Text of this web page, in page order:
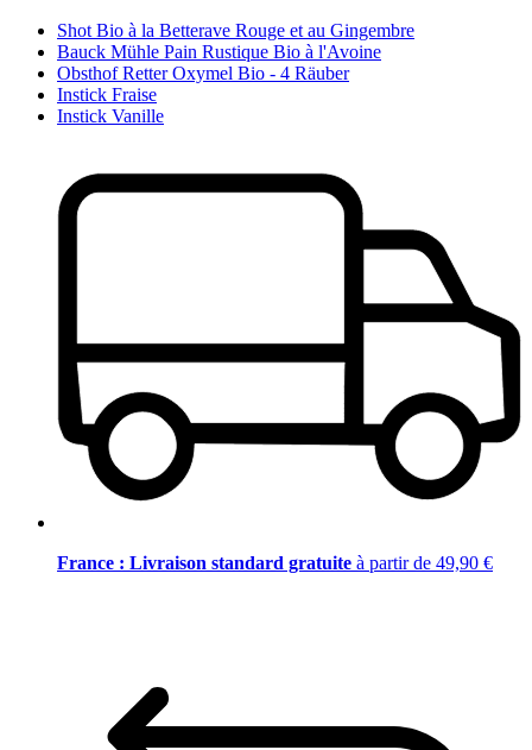
Shot Bio à la Betterave Rouge et au Gingembre
Bauck Mühle Pain Rustique Bio à l'Avoine
Obsthof Retter Oxymel Bio - 4 Räuber
Instick Fraise
Instick Vanille
France : Livraison standard gratuite à partir de 49,90 €